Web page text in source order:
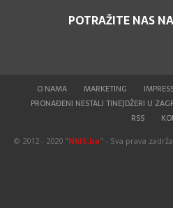
POTRAŽITE NAS
O NAMA MARKETING
PRONAĐENI NESTALI TINEJDŽERI U
RSS
© 2012 - 2020 "NMS.ba" - Sva prava